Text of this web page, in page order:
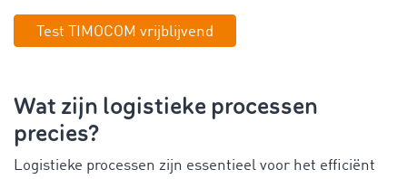
Test TIMOCOM vrijblijvend
Wat zijn logistieke processen
precies?
Logistieke processen zijn essentieel voor het efficiënt